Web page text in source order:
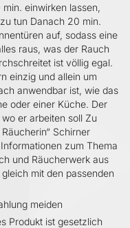
einwirken lassen,
tun Danach 20 min.
auf, sodass eine
raus, was der Rauch
ist völlig egal.
einzig und allein um
anwendbar ist, wie das
oder einer Küche. Der
er arbeiten soll Zu
Schirner
zum Thema
und Räucherwerk aus
mit den passenden
meiden
Produkt ist gesetzlich